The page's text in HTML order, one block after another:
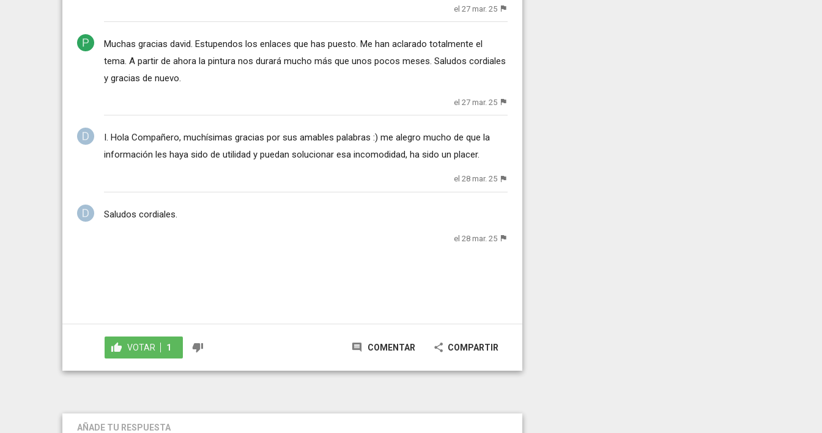
el 27 mar. 25
Muchas gracias david. Estupendos los enlaces que has puesto. Me han aclarado totalmente el
tema. A partir de ahora la pintura nos durará mucho más que unos pocos meses. Saludos cordiales
y gracias de nuevo.
el 27 mar. 25
I. Hola Compañero, muchísimas gracias por sus amables palabras :) me alegro mucho de que la
información les haya sido de utilidad y puedan solucionar esa incomodidad, ha sido un placer.
el 28 mar. 25
Saludos cordiales.
el 28 mar. 25
VOTAR 1 COMENTAR COMPARTIR
AÑADE TU RESPUESTA